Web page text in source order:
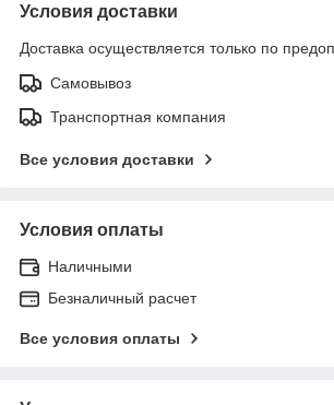
Условия доставки
Доставка осуществляется только по
Самовывоз
Транспортная компания
Все условия доставки
Условия оплаты
Наличными
Безналичный расчет
Все условия оплаты